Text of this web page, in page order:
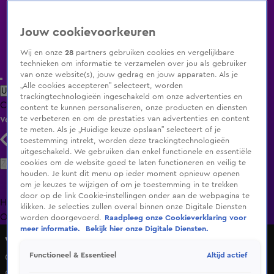
Uitzending Gemist Populaire programma's Zenders Genres
ClipsFilmsRadioSmart TV inlogShop
Volg KIJK
Zoeken
HomeUitzending Gemist Programma's De Bondgenoten
OranjezomerLivestreamsShop
Veronica Inside
Coronabesmettingen Spurs zeggen Letsch niets: 'Willen
Jouw cookievoorkeuren
Wij en onze28 partners gebruiken cookies en vergelijkbare
technieken om informatie te verzamelen over jou als gebruiker
van onze website(s), jouw gedrag en jouw apparaten. Als je
„Alle cookies accepteren” selecteert, worden
trackingtechnologieën ingeschakeld om onze advertenties en
content te kunnen personaliseren, onze producten en diensten
te verbeteren en om de prestaties van advertenties en content
te meten. Als je „Huidige keuze opslaan” selecteert of je
toestemming intrekt, worden deze trackingtechnologieën
uitgeschakeld. We gebruiken dan enkel functionele en essentiële
cookies om de website goed te laten functioneren en veilig te
houden. Je kunt dit menu op ieder moment opnieuw openen
om je keuzes te wijzigen of om je toestemming in te trekken
door op de link Cookie-instellingen onder aan de webpagina te
klikken. Je selecties zullen overal binnen onze Digitale Diensten
worden doorgevoerd.
Raadpleeg onze Cookieverklaring voor
meer informatie.
Bekijk hier onze Digitale Diensten.
Functioneel & Essentieel Altijd actief